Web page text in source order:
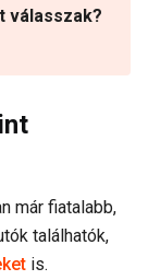
válasszak?
már fiatalabb,
találhatók,
is.